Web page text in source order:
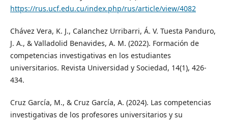
https://rus.ucf.edu.cu/index.php/rus/article/view/4082
Chávez Vera, K. J., Calanchez Urribarri, Á. V. Tuesta Panduro,
J. A., & Valladolid Benavides, A. M. (2022). Formación de
competencias investigativas en los estudiantes
universitarios. Revista Universidad y Sociedad, 14(1), 426-
434.
Cruz García, M., & Cruz García, A. (2024). Las competencias
investigativas de los profesores universitarios y su